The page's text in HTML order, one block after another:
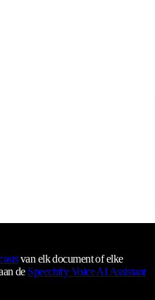
van elk document of elke
de Speechify Voice AI Assistant